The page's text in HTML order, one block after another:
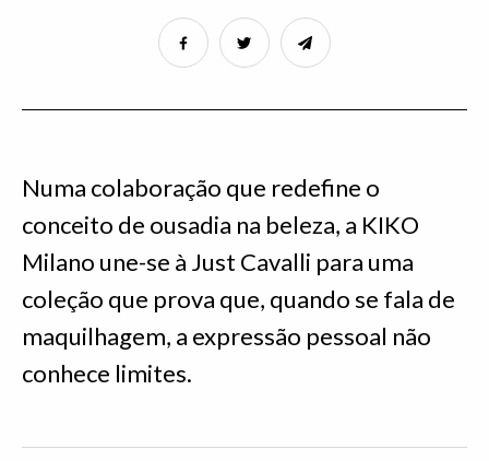
Numa colaboração que redefine o
conceito de ousadia na beleza, a KIKO
Milano une-se à Just Cavalli para uma
coleção que prova que, quando se fala de
maquilhagem, a expressão pessoal não
conhece limites.